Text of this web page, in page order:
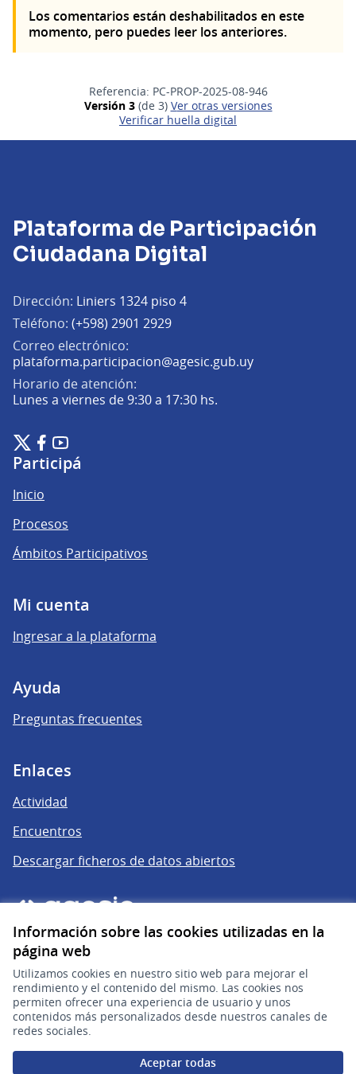
Información sobre las cookies utilizadas en la
página web
Utilizamos cookies en nuestro sitio web para mejorar el
rendimiento y el contenido del mismo. Las cookies nos
permiten ofrecer una experiencia de usuario y unos
contenidos más personalizados desde nuestros canales de
redes sociales.
Aceptar todas
Los comentarios están deshabilitados en este
momento, pero puedes leer los anteriores.
Referencia: PC-PROP-2025-08-946
Versión 3(de 3)
ver otras versiones
Verificar huella digital
Plataforma de Participación
Ciudadana Digital
Dirección: Liniers 1324 piso 4
Teléfono: (+598) 2901 2929
Correo electrónico:
plataforma.participacion@agesic.gub.uy(Abrir en una
Horario de atención:
Lunes a viernes de 9:30 a 17:30 hs.
Plataforma de Participación Ciudadana Digital en X
(Enlace externo)
Plataforma de Participación Ciudadana Digital en Facebook
(Enlace externo)
Plataforma de Participación Ciudadana Digital en
(Enlace externo)
Participá
Inicio
Procesos
Ámbitos Participativos
Mi cuenta
Ingresar a la plataforma
Ayuda
Preguntas frecuentes
Enlaces
Actividad
Encuentros
Descargar ficheros de datos abiertos
gub.uy
(Enlace externo)
Sitio oficial de la República Oriental del Uruguay